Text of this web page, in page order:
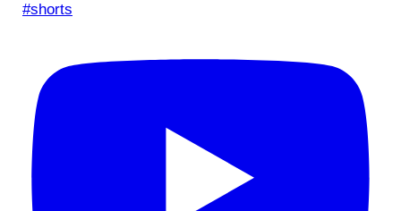
#shorts